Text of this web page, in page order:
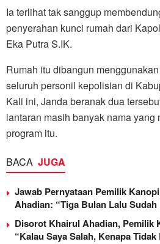
Ia terlihat tak sanggup
penyerahan kunci rumah dari
Eka Putra S.IK.
Rumah itu dibangun
seluruh personil kepolisian di
Kali ini, Janda beranak dua
lantaran masih banyak nama yang
program itu.
BACA JUGA
Jawab Pernyataan Pemilik
Ahadian: “Tiga Bulan Lalu Sudah
Disorot Khairul Ahadian, Pemilik
“Kalau Saya Salah, Kenapa